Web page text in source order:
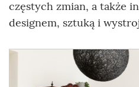
częstych zmian, a także
designem, sztuką i